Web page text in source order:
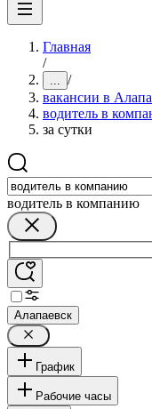
Главная
/
... /
вакансии в
водитель в
за сутки
водитель в компанию
Алапаевск
График
Рабочие часы